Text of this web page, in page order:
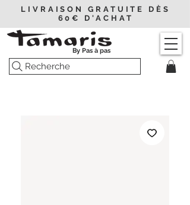
LIVRAISON GRATUITE DÈS
60€ D'ACHAT
Recherche
By Pas à pas